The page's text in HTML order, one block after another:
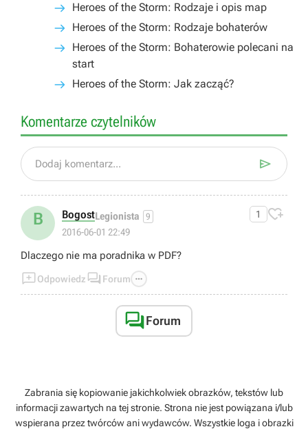
Heroes of the Storm: Rodzaje i opis map
Heroes of the Storm: Rodzaje bohaterów
Heroes of the Storm: Bohaterowie polecani na
start
Heroes of the Storm: Jak zacząć?
Komentarze czytelników
Dodaj komentarz... 
B BogostLegionista 9
2016-06-01 22:49
1 
Dlaczego nie ma poradnika w PDF?
Odpowiedz  Forum 
Forum
Zabrania się kopiowanie jakichkolwiek obrazków, tekstów lub
informacji zawartych na tej stronie. Strona nie jest powiązana i/lub
wspierana przez twórców ani wydawców. Wszystkie loga i obrazki